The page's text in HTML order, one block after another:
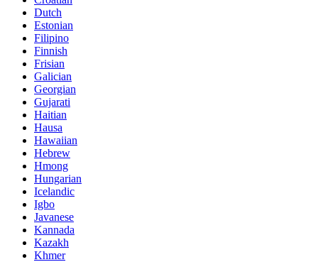
Dutch
Estonian
Filipino
Finnish
Frisian
Galician
Georgian
Gujarati
Haitian
Hausa
Hawaiian
Hebrew
Hmong
Hungarian
Icelandic
Igbo
Javanese
Kannada
Kazakh
Khmer